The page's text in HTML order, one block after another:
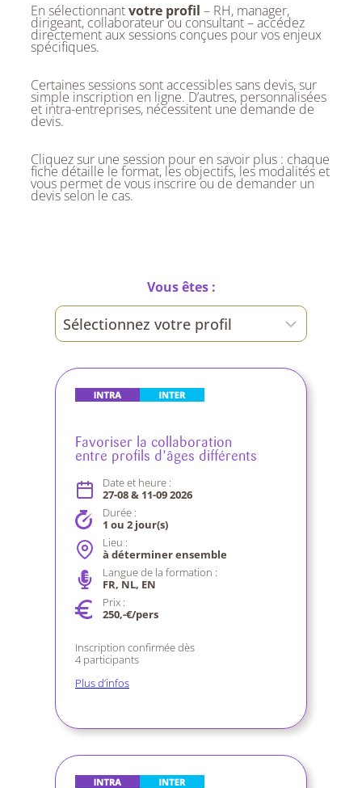
En sélectionnantvotre profil – RH, manager,
dirigeant, collaborateur ou consultant – accédez
directement aux sessions conçues pour vos enjeux
spécifiques.
Certaines sessions sont accessibles sans devis, sur
simple inscription en ligne. D’autres, personnalisées
et intra-entreprises, nécessitent une demande de
devis.
Cliquez sur une session pour en savoir plus : chaque
fiche détaille le format, les objectifs, les modalités et
vous permet de vous inscrire ou de demander un
devis selon le cas.
Vous êtes :
Favoriser la collaboration
entre profils d’âges différents
Date et heure :
27-08 & 11-09 2026
Durée :
1 ou 2 jour(s)
Lieu :
à déterminer ensemble
Langue de la formation :
FR, NL, EN
Prix :
250,-€/pers
Inscription confirmée dès
4 participants
Plus d’infos